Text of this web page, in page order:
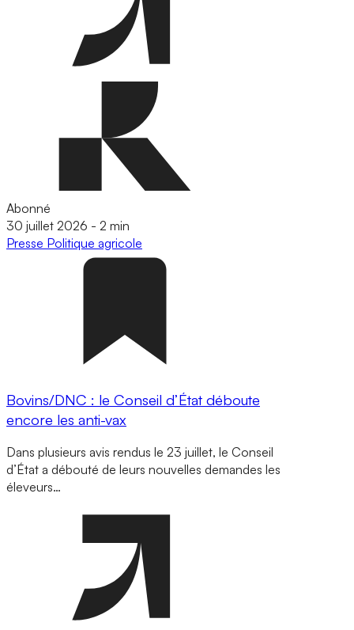
Abonné
30 juillet 2026 - 2 min
Presse Politique agricole
Bovins/DNC : le Conseil d’État déboute
encore les anti-vax
Dans plusieurs avis rendus le 23 juillet, le Conseil
d’État a débouté de leurs nouvelles demandes les
éleveurs…